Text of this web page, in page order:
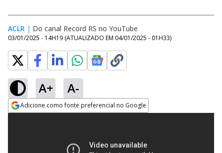
ACLR | Do canal Record RS no YouTube
03/01/2025 - 14H19 (ATUALIZADO EM 04/01/2025 - 01H33)
A+ A-
Adicione como fonte preferencial no Google